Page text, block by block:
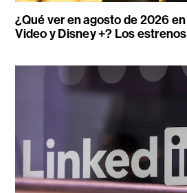
¿Qué ver en agosto de 2026
Video y Disney +? Los